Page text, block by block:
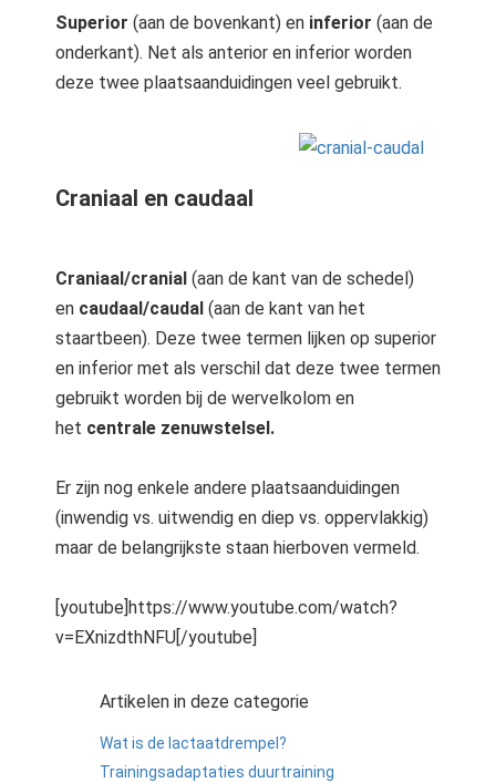
Superior (aan de bovenkant) en inferior (aan de
onderkant). Net als anterior en inferior worden
deze twee plaatsaanduidingen veel gebruikt.
Craniaal en caudaal
Craniaal/cranial (aan de kant van de schedel)
en caudaal/caudal (aan de kant van het
staartbeen). Deze twee termen lijken op superior
en inferior met als verschil dat deze twee termen
gebruikt worden bij de wervelkolom en
het centrale zenuwstelsel.
Er zijn nog enkele andere plaatsaanduidingen
(inwendig vs. uitwendig en diep vs. oppervlakkig)
maar de belangrijkste staan hierboven vermeld.
[youtube]https://www.youtube.com/watch?
v=EXnizdthNFU[/youtube]
Artikelen in deze categorie
Wat is de lactaatdrempel?
Trainingsadaptaties duurtraining